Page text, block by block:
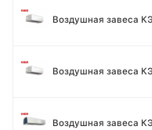
Воздушная завеса
Воздушная завеса
Воздушная завеса